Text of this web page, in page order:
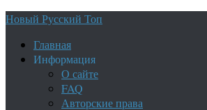
Новый Русский Топ
Главная
Информация
О сайте
FAQ
Авторские права